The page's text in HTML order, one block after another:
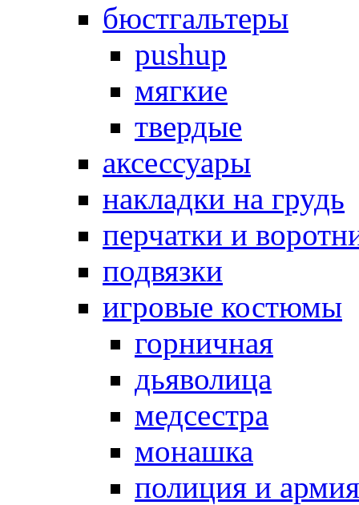
бюстгальтеры
pushup
мягкие
твердые
аксессуары
накладки на грудь
перчатки и
подвязки
игровые костюмы
горничная
дьяволица
медсестра
монашка
полиция и армия